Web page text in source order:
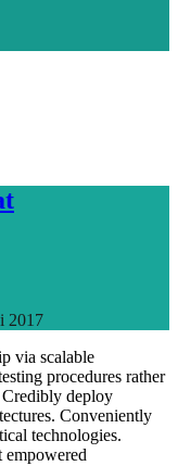
2017
via scalable
procedures rather
deploy
Conveniently
technologies.
empowered